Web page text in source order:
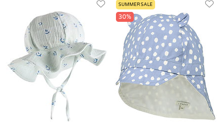
SUMMER SALE
30%